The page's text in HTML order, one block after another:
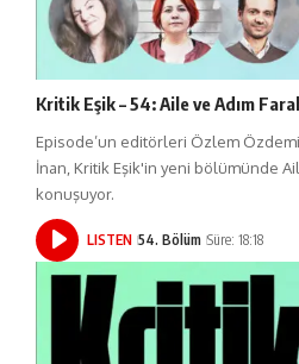
Kritik Eşik – 54: Aile ve Adım
Episode’un editörleri Özlem
İnan, Kritik Eşik'in yeni bölümünde
konuşuyor.
LISTEN 54. Bölüm Süre: 18:18